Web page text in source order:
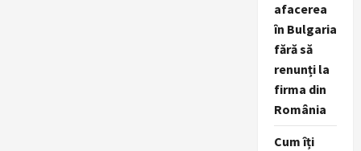
afacerea
în Bulgaria
fără să
renunți la
firma din
România
Cum îți